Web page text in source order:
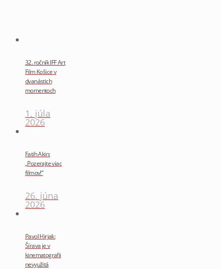
32. ročník IFF Art
Film Košice v
dvanástich
momentoch
1. júla
2026
Fatih Akin:
„Pozerajte viac
filmov!“
26. júna
2026
Pavol Hirjak:
Šírava je v
kinematografii
nevyužitá